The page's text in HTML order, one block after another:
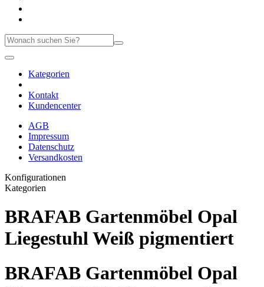
Kategorien
Kontakt
Kundencenter
AGB
Impressum
Datenschutz
Versandkosten
Konfigurationen
Kategorien
BRAFAB Gartenmöbel Opal
Liegestuhl Weiß pigmentiert
BRAFAB Gartenmöbel Opal